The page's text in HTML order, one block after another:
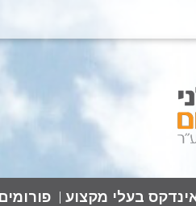
בעלי מקצוע פורומים